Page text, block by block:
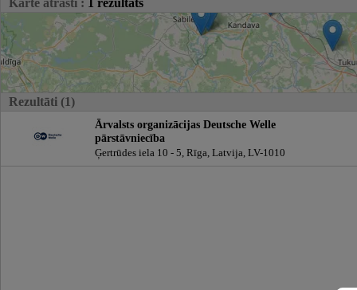
Kartē atrasti : 1 rezultāts
Rezultāti (1)
Ārvalsts organizācijas Deutsche Welle
pārstāvniecība
Ģertrūdes iela 10 - 5, Rīga, Latvija, LV-1010